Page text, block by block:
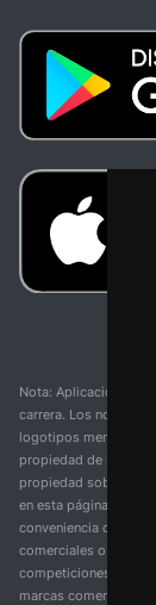
Nota: Aplicación y
carrera. Los nombres
logotipos
propiedad de sus
propiedad sobre
en esta página se
conveniencia de
comerciales o
competiciones y no
marcas comerciales